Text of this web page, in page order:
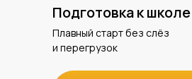
Подготовка к школе
Плавный старт без слёз
и перегрузок